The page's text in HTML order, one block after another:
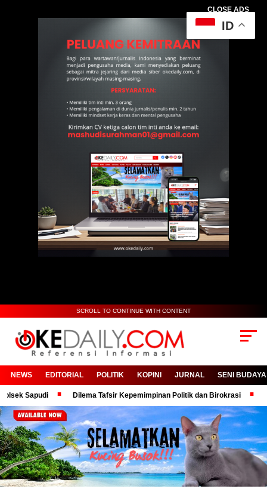
CLOSE ADS
SCROLL TO CONTINUE WITH CONTENT
NEWS EDITORIAL POLITIK KOPINI JURNAL SENI BUDAYA
Dilema Tafsir Kepemimpinan Politik dan Birokrasi
ID